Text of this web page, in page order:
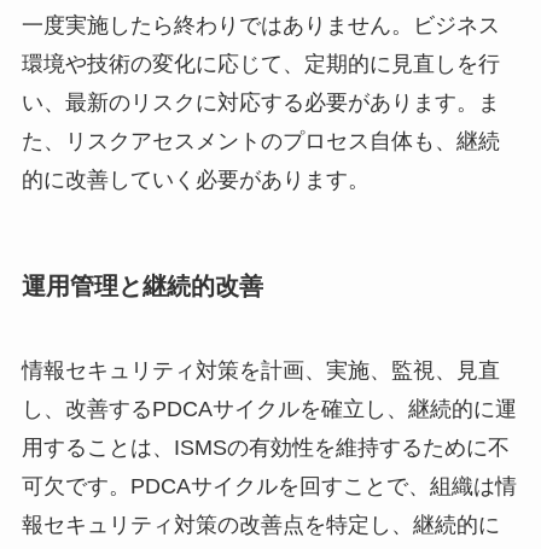
一度実施したら終わりではありません。ビジネス
環境や技術の変化に応じて、定期的に見直しを行
い、最新のリスクに対応する必要があります。ま
た、リスクアセスメントのプロセス自体も、継続
的に改善していく必要があります。
運用管理と継続的改善
情報セキュリティ対策を計画、実施、監視、見直
し、改善するPDCAサイクルを確立し、継続的に運
用することは、ISMSの有効性を維持するために不
可欠です。PDCAサイクルを回すことで、組織は情
報セキュリティ対策の改善点を特定し、継続的に